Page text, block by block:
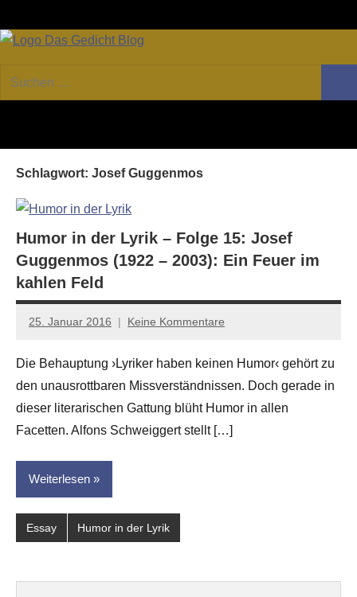
Inhalt
GEDICHT
Forum
von
Essay
und
Kritik
Suchen
nach:
Schlagwort: Josef Guggenmos
Humor in der Lyrik – Folge 15: Josef
Guggenmos (1922 – 2003): Ein Feuer im
kahlen Feld
25. Januar 2016
Anton
Leitner
Keine Kommentare
Die Behauptung ›Lyriker haben keinen Humor‹ gehört zu
den unausrottbaren Missverständnissen. Doch gerade in
dieser literarischen Gattung blüht Humor in allen
Facetten. Alfons Schweiggert stellt […]
Weiterlesen
Essay Humor in der Lyrik